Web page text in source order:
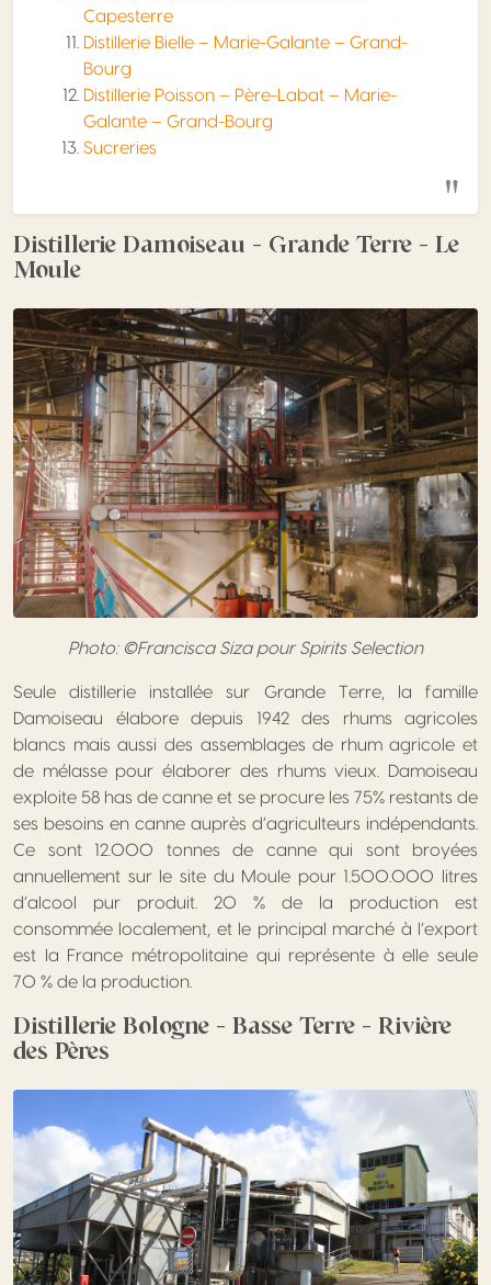
Capesterre
Distillerie Bielle – Marie-Galante – Grand-
Bourg
Distillerie Poisson – Père-Labat – Marie-
Galante – Grand-Bourg
Sucreries
Distillerie Damoiseau – Grande Terre – Le
Moule
Photo: ©Francisca Siza pour Spirits Selection
Seule distillerie installée sur Grande Terre, la famille
Damoiseau élabore depuis 1942 des rhums agricoles
blancs mais aussi des assemblages de rhum agricole et
de mélasse pour élaborer des rhums vieux. Damoiseau
exploite 58 has de canne et se procure les 75% restants de
ses besoins en canne auprès d’agriculteurs indépendants.
Ce sont 12.000 tonnes de canne qui sont broyées
annuellement sur le site du Moule pour 1.500.000 litres
d’alcool pur produit. 20 % de la production est
consommée localement, et le principal marché à l’export
est la France métropolitaine qui représente à elle seule
70 % de la production.
Distillerie Bologne – Basse Terre – Rivière
des Pères